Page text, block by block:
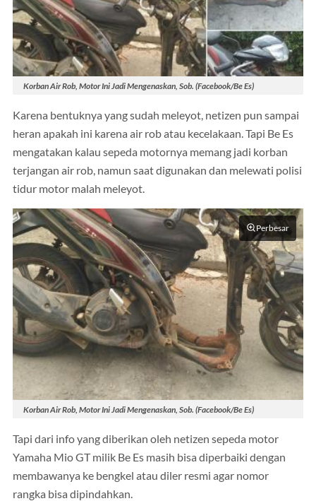
Korban Air Rob, Motor Ini Jadi Mengenaskan, Sob. (Facebook/Be Es)
Karena bentuknya yang sudah meleyot, netizen pun sampai
heran apakah ini karena air rob atau kecelakaan. Tapi Be Es
mengatakan kalau sepeda motornya memang jadi korban
terjangan air rob, namun saat digunakan dan melewati polisi
tidur motor malah meleyot.
Perbesar
Korban Air Rob, Motor Ini Jadi Mengenaskan, Sob. (Facebook/Be Es)
Tapi dari info yang diberikan oleh netizen sepeda motor
Yamaha Mio GT milik Be Es masih bisa diperbaiki dengan
membawanya ke bengkel atau diler resmi agar nomor
rangka bisa dipindahkan.